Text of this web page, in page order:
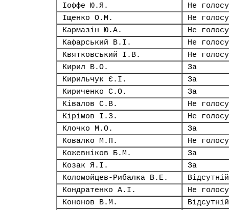
Іоффе Ю.Я.
Не
Іщенко О.М.
Не
Кармазін Ю.А.
Не
Кафарський В.І.
Не
Квятковський І.В.
Не
Кирил В.О.
За
Кирильчук Є.І.
За
Кириченко С.О.
За
Ківалов С.В.
Не
Кірімов І.З.
Не
Клочко М.О.
За
Ковалко М.П.
Не
Кожевніков Б.М.
За
Козак Я.І.
За
Коломойцев-Рибалка В.Е.
Відсутній
Кондратенко А.І.
Не
Кононов В.М.
Відсутній